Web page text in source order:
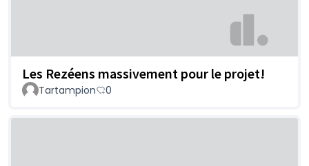
Les Rezéens massivement pour le projet!
Tartampion 0